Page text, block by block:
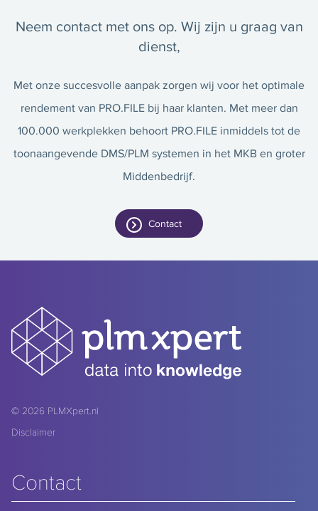
Neem contact met ons op. Wij zijn u graag van
dienst,
Met onze succesvolle aanpak zorgen wij voor het optimale
rendement van PRO.FILE bij haar klanten. Met meer dan
100.000 werkplekken behoort PRO.FILE inmiddels tot de
toonaangevende DMS/PLM systemen in het MKB en groter
Middenbedrijf.
Contact
© 2026 PLMXpert.nl
Disclaimer
Contact